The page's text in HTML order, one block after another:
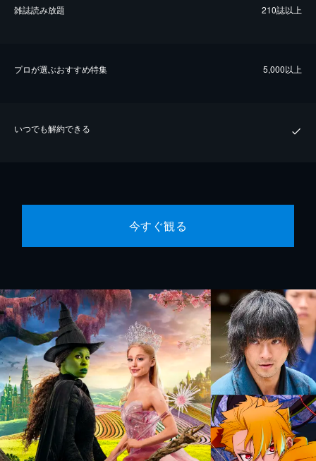
雑誌読み放題 210誌以上
プロが選ぶおすすめ特集 5,000以上
いつでも解約できる
今すぐ観る